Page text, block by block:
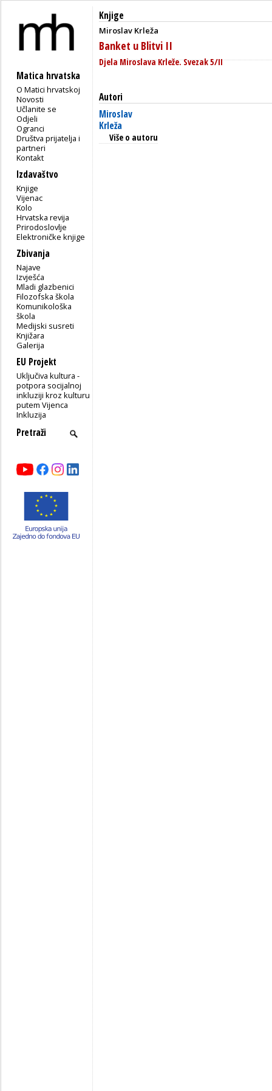
Matica hrvatska
O Matici hrvatskoj
Novosti
Učlanite se
Odjeli
Ogranci
Društva prijatelja i
partneri
Kontakt
Izdavaštvo
Knjige
Vijenac
Kolo
Hrvatska revija
Prirodoslovlje
Elektroničke knjige
Zbivanja
Najave
Izvješća
Mladi glazbenici
Filozofska škola
Komunikološka
škola
Medijski susreti
Knjižara
Galerija
EU Projekt
Uključiva kultura -
potpora socijalnoj
inkluziji kroz kulturu
putem Vijenca
Inkluzija
Knjige
Miroslav Krleža
Banket u Blitvi II
Djela Miroslava Krleže. Svezak 5/II
Autori
Miroslav
Krleža
Više o autoru